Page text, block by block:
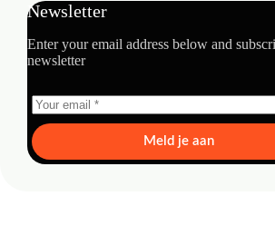
Newsletter
Enter your email address below and
newsletter
Meld je aan